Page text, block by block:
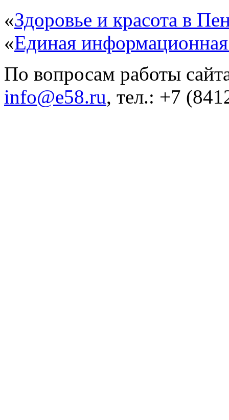
«Здоровье и красота в
«Единая
По вопросам работы
info@e58.ru, тел.: +7